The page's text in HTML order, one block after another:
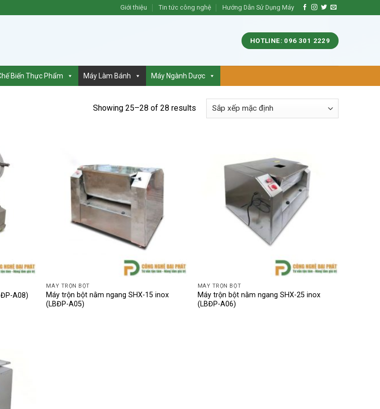
Giới thiệu Tin tức công nghệ Hướng Dẫn Sử Dụng Máy
HOTLINE: 096 301 2229
Biến Thực Phẩm Máy Làm Bánh Máy Ngành Dược
Showing 25–28 of 28 results
A08)
MÁY TRỘN BỘT
Máy trộn bột nằm ngang SHX-15 inox
(LBĐP-A05)
MÁY TRỘN BỘT
Máy trộn bột nằm ngang SHX-25 inox
(LBĐP-A06)